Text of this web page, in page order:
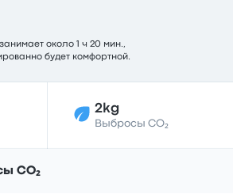
около 1 ч 20 мин.,
будет комфортной.
2kg
Выбросы CO₂
CO₂